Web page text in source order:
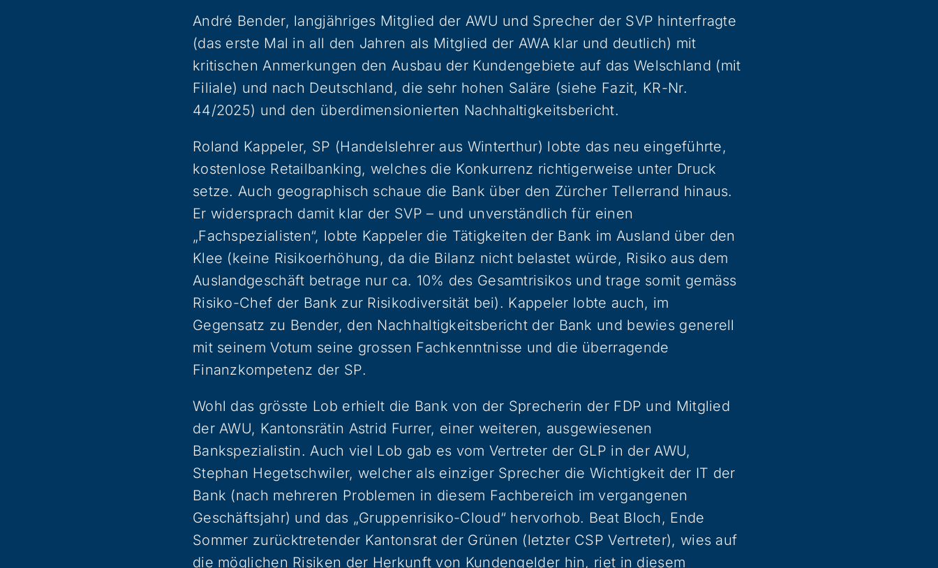
André Bender, langjähriges Mitglied der AWU und Sprecher der SVP hinterfragte
(das erste Mal in all den Jahren als Mitglied der AWA klar und deutlich) mit
kritischen Anmerkungen den Ausbau der Kundengebiete auf das Welschland (mit
Filiale) und nach Deutschland, die sehr hohen Saläre (siehe Fazit, KR-Nr.
44/2025) und den überdimensionierten Nachhaltigkeitsbericht.
Roland Kappeler, SP (Handelslehrer aus Winterthur) lobte das neu eingeführte,
kostenlose Retailbanking, welches die Konkurrenz richtigerweise unter Druck
setze. Auch geographisch schaue die Bank über den Zürcher Tellerrand hinaus.
Er widersprach damit klar der SVP – und unverständlich für einen
„Fachspezialisten“, lobte Kappeler die Tätigkeiten der Bank im Ausland über den
Klee (keine Risikoerhöhung, da die Bilanz nicht belastet würde, Risiko aus dem
Auslandgeschäft betrage nur ca. 10% des Gesamtrisikos und trage somit gemäss
Risiko-Chef der Bank zur Risikodiversität bei). Kappeler lobte auch, im
Gegensatz zu Bender, den Nachhaltigkeitsbericht der Bank und bewies generell
mit seinem Votum seine grossen Fachkenntnisse und die überragende
Finanzkompetenz der SP.
Wohl das grösste Lob erhielt die Bank von der Sprecherin der FDP und Mitglied
der AWU, Kantonsrätin Astrid Furrer, einer weiteren, ausgewiesenen
Bankspezialistin. Auch viel Lob gab es vom Vertreter der GLP in der AWU,
Stephan Hegetschwiler, welcher als einziger Sprecher die Wichtigkeit der IT der
Bank (nach mehreren Problemen in diesem Fachbereich im vergangenen
Geschäftsjahr) und das „Gruppenrisiko-Cloud“ hervorhob. Beat Bloch, Ende
Sommer zurücktretender Kantonsrat der Grünen (letzter CSP Vertreter), wies auf
die möglichen Risiken der Herkunft von Kundengelder hin, riet in diesem